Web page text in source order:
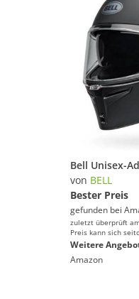
von BELL
Bester Preis
gefunden bei
zuletzt überprüft
Preis kann sich
Weitere
Amazon